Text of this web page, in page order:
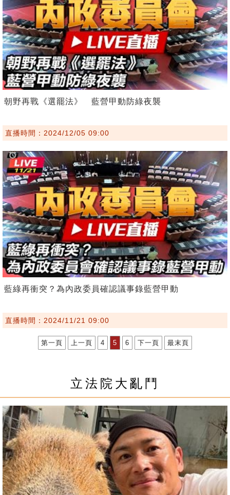
朝野再戰《選罷法》 藍營甲動防綠夜襲
直播時間：2024/12/05 09:00
藍綠再衝突？為內政委員確認議事錄藍營甲動
直播時間：2024/11/21 09:00
第一頁 上一頁 4 5 6 下一頁 最末頁
立法院大亂鬥